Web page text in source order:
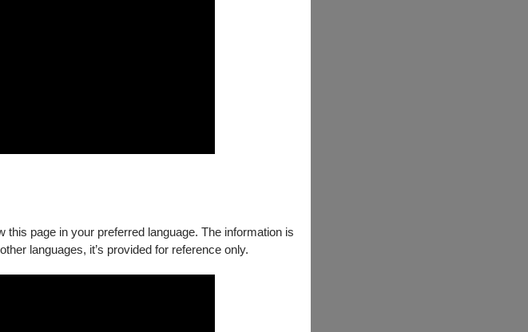
page in your preferred language. The information is
languages, it’s provided for reference only.
unbridled choreography from Iván
led by Chien Wen-pin.
held in Paris. With music composed by Igor
dance and music history.